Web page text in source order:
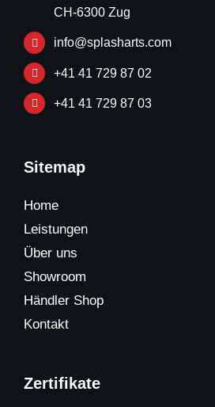
CH-6300 Zug
info@splasharts.com
+41 41 729 87 02
+41 41 729 87 03
Sitemap
Home
Leistungen
Über uns
Showroom
Händler Shop
Kontakt
Zertifikate